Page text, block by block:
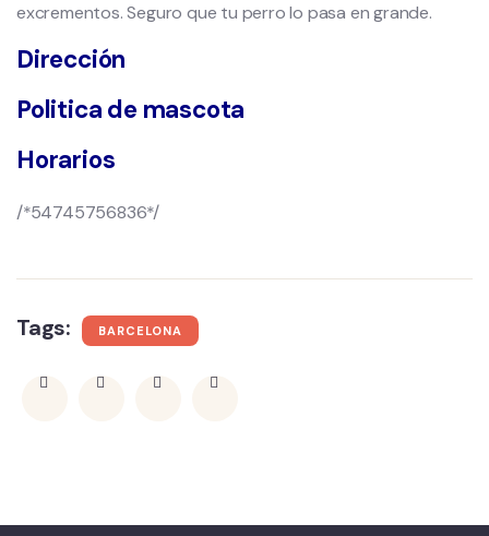
excrementos. Seguro que tu perro lo pasa en grande.
Dirección
Politica de mascota
Horarios
/*54745756836*/
Tags: BARCELONA